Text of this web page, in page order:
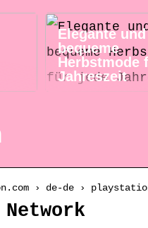
Elegante und
bequeme
Herbstmode
Jahreszeit
› de-de ›